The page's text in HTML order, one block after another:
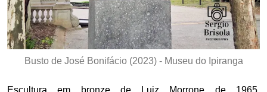
Busto de José Bonifácio (2023) - Museu do Ipiranga